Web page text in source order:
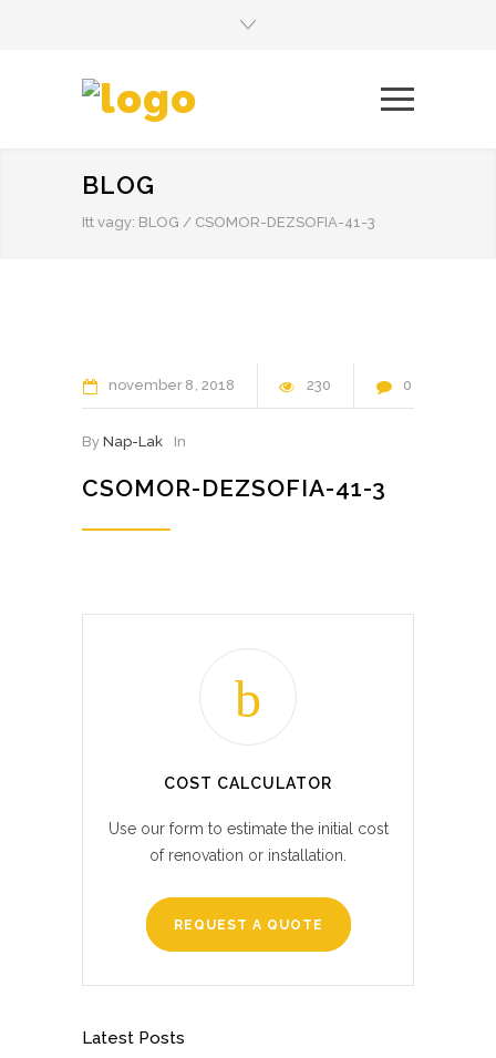
BLOG
Itt vagy: BLOG / CSOMOR-DEZSOFIA-41-3
november 8 2018 230 0
By Nap-Lak In
CSOMOR-DEZSOFIA-41-3
COST CALCULATOR
Use our form to estimate the initial cost
of renovation or installation.
REQUEST A QUOTE
Latest Posts